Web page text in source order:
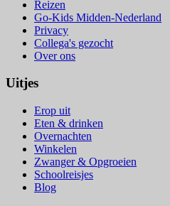
Reizen
Go-Kids Midden-Nederland
Privacy
Collega's gezocht
Over ons
Uitjes
Erop uit
Eten & drinken
Overnachten
Winkelen
Zwanger & Opgroeien
Schoolreisjes
Blog